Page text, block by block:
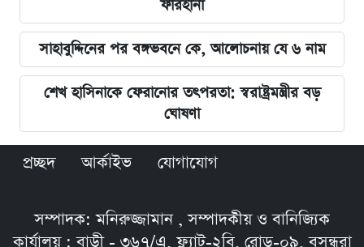
ফারহানা
সাহাবুদ্দিনের পর বঙ্গভবনে কে, আলোচনায় যে ৬ নাম
শেখ হাসিনাকে ফেরানোর তৎপরতা: স্বরাষ্ট্রমন্ত্রীর বড়
ঘোষণা
প্রচ্ছদ আর্কাইভ যোগাযোগ
সম্পাদক: মনিরুজ্জামান , সম্পাদকীয় ও বানিজ্যিক
কার্যালয় : বাড়ী - ৩৬৭/এ, ফ্ল্যাট-২বি, রোড়-০৯, বসুন্ধরা